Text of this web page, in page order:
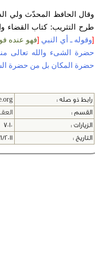
طرح التثريب: كتاب القضاء
[وقوله ـ أي النبي [فهو عنده
حضرة الشىء والله تعالى
حضرة المكان بل من حضرة
رابط ذو صله :
القسم :
الزيارات :
7010
التاريخ :
2011